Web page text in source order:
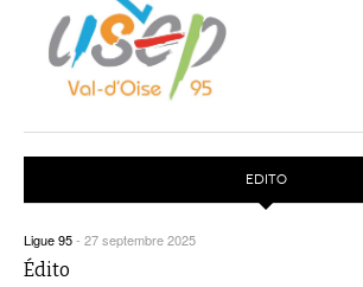
EDITO
Ligue 95- 27 septembre 2025
Édito